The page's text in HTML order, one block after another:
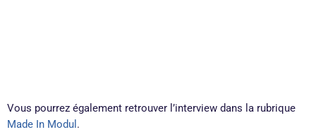
Vous pourrez également retrouver l’interview dans la rubrique
Made In Modul .